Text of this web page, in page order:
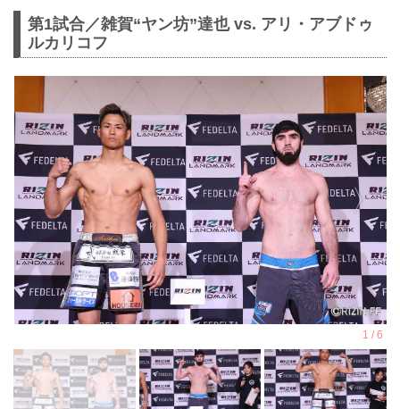
第1試合／雑賀“ヤン坊”達也 vs. アリ・アブドゥ
ルカリコフ